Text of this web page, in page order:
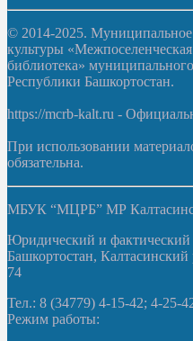
© 2014-2025.
культуры
библиотека»
Республики Башкортостан.
https://mcrb-kalt.ru -
При использовании
обязательна.
МБУК “МЦРБ” МР
Юридический и фактический
Башкортостан,
74
Тел.: 8 (34779) 4-15-42; 4-25-
Режим работы: